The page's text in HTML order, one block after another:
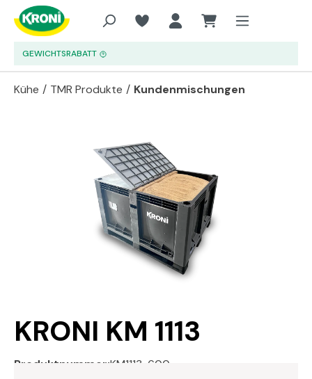
Zum Hauptinhalt springen
GEWICHTSRABATT
Kühe / TMR Produkte / Kundenmischungen
Bildergalerie überspringen
KRONI KM 1113
Produktnummer:KM1113-600